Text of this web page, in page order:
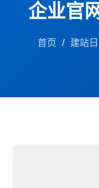
企业官
首页 / 建站